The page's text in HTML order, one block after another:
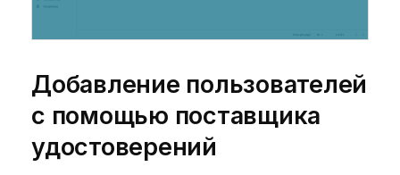
Добавление пользователей
с помощью поставщика
удостоверений